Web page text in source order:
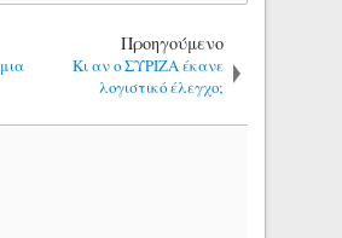
Προηγούμενο
Κι αν ο ΣΥΡΙΖΑ έκανε
λογιστικό έλεγχο;